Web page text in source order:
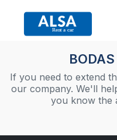
If you need to extend
our company. We'll
you know the